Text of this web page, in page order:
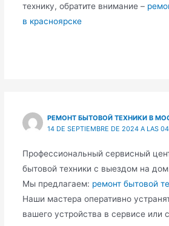
технику, обратите внимание –
в красноярске
РЕМОНТ БЫТОВОЙ ТЕХНИКИ В
14 DE SEPTIEMBRE DE 2024 A LAS
Профессиональный сервисный
бытовой техники с выездом на
Мы предлагаем: ремонт бытовой
Наши мастера оперативно
вашего устройства в сервисе или